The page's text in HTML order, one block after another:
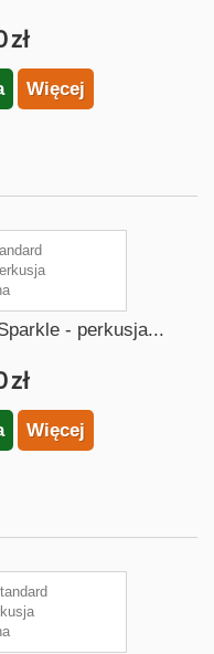
zł
Więcej
- perkusja...
zł
Więcej